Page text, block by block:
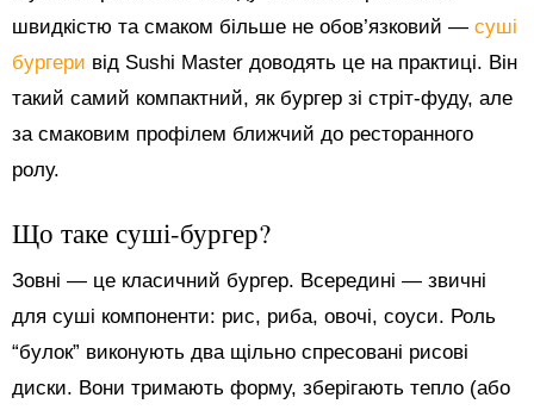
швидкістю та смаком більше не обов’язковий — суші
бургери від Sushi Master доводять це на практиці. Він
такий самий компактний, як бургер зі стріт-фуду, але
за смаковим профілем ближчий до ресторанного
ролу.
Що таке суші-бургер?
Зовні — це класичний бургер. Всередині — звичні
для суші компоненти: рис, риба, овочі, соуси. Роль
“булок” виконують два щільно спресовані рисові
диски. Вони тримають форму, зберігають тепло (або